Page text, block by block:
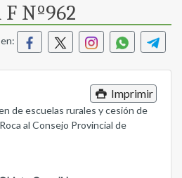
Nº962
Imprimir
de escuelas rurales y cesión de
al Consejo Provincial de